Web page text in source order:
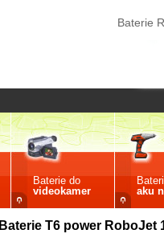
Baterie
Baterie do
videokamer
aku
Baterie T6 power RoboJet